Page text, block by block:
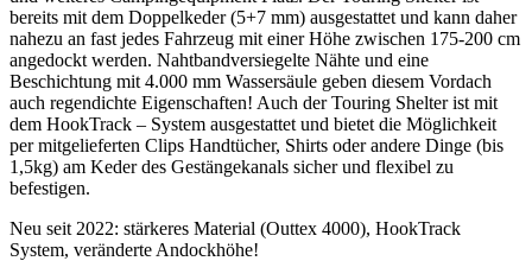
bereits mit dem Doppelkeder (5+7 mm) ausgestattet und kann daher
nahezu an fast jedes Fahrzeug mit einer Höhe zwischen 175-200 cm
angedockt werden. Nahtbandversiegelte Nähte und eine
Beschichtung mit 4.000 mm Wassersäule geben diesem Vordach
auch regendichte Eigenschaften! Auch der Touring Shelter ist mit
dem HookTrack – System ausgestattet und bietet die Möglichkeit
per mitgelieferten Clips Handtücher, Shirts oder andere Dinge (bis
1,5kg) am Keder des Gestängekanals sicher und flexibel zu
befestigen.
Neu seit 2022: stärkeres Material (Outtex 4000), HookTrack
System, veränderte Andockhöhe!